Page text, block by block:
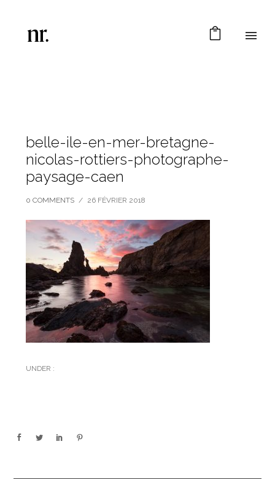
belle-ile-en-mer-bretagne-
nicolas-rottiers-photographe-
paysage-caen
0 COMMENTS / 26 FÉVRIER 2018
UNDER :